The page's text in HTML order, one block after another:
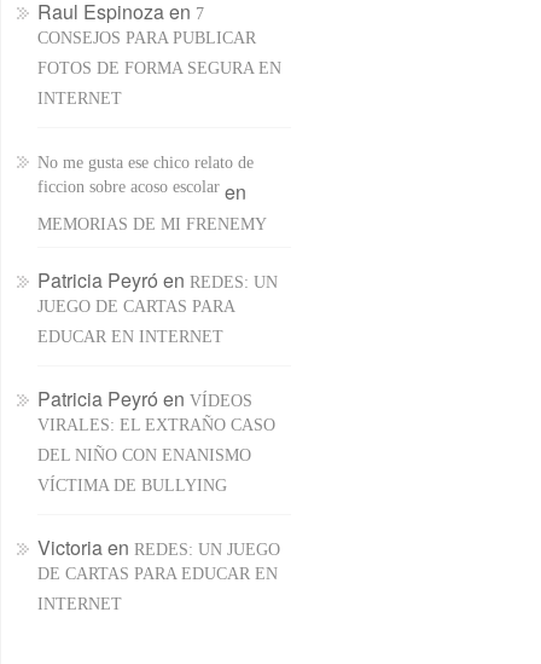
Raul Espinozaen 7
CONSEJOS PARA PUBLICAR
FOTOS DE FORMA SEGURA EN
INTERNET
No me gusta ese chico relato de
ficcion sobre acoso escolaren
MEMORIAS DE MI FRENEMY
Patricia Peyró en REDES: UN
JUEGO DE CARTAS PARA
EDUCAR EN INTERNET
Patricia Peyró en VÍDEOS
VIRALES: EL EXTRAÑO CASO
DEL NIÑO CON ENANISMO
VÍCTIMA DE BULLYING
Victoriaen REDES: UN JUEGO
DE CARTAS PARA EDUCAR EN
INTERNET